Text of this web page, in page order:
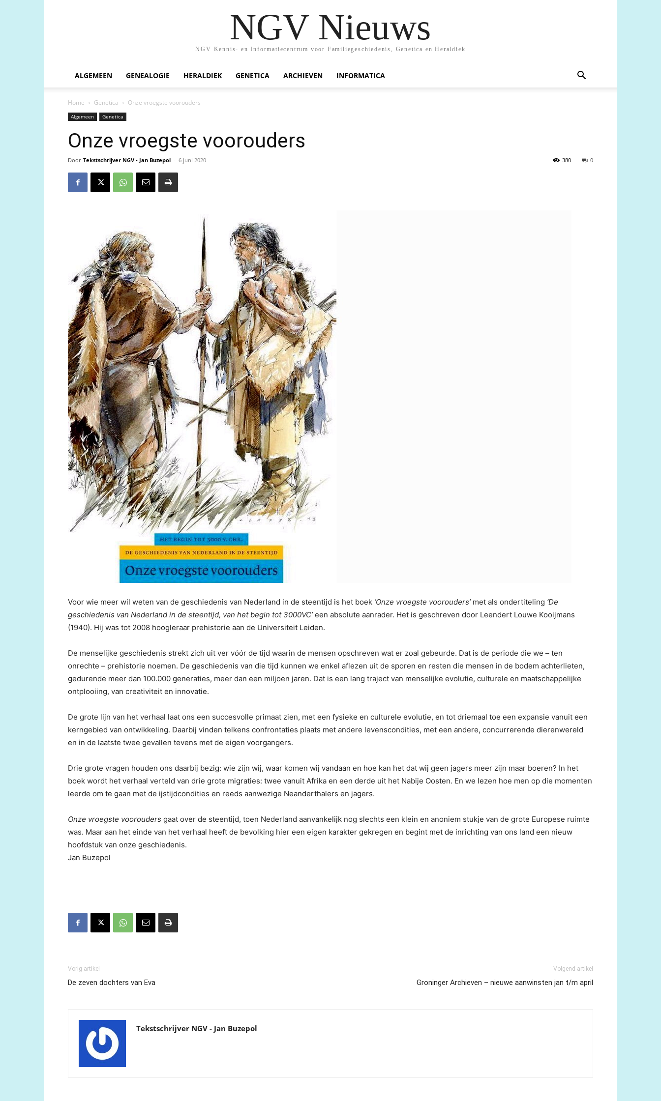
NGV Nieuws
NGV Kennis- en Informatiecentrum voor Familiegeschiedenis, Genetica en Heraldiek
ALGEMEEN GENEALOGIE HERALDIEK GENETICA ARCHIEVEN INFORMATICA
Home Genetica Onze vroegste voorouders
Algemeen Genetica
Onze vroegste voorouders
Door Tekstschrijver NGV - Jan Buzepol - 6 juni 2020 0
380
Voor wie meer wil weten van de geschiedenis van Nederland in de steentijd is het boek ‘Onze vroegste voorouders’met als ondertiteling ‘De
geschiedenis van Nederland in de steentijd, van het begin tot 3000VC’een absolute aanrader. Het is geschreven door Leendert Louwe Kooijmans
(1940). Hij was tot 2008 hoogleraar prehistorie aan de Universiteit Leiden.
De menselijke geschiedenis strekt zich uit ver vóór de tijd waarin de mensen opschreven wat er zoal gebeurde. Dat is de periode die we – ten
onrechte – prehistorie noemen. De geschiedenis van die tijd kunnen we enkel aflezen uit de sporen en resten die mensen in de bodem achterlieten,
gedurende meer dan 100.000 generaties, meer dan een miljoen jaren. Dat is een lang traject van menselijke evolutie, culturele en maatschappelijke
ontplooiing, van creativiteit en innovatie.
De grote lijn van het verhaal laat ons een succesvolle primaat zien, met een fysieke en culturele evolutie, en tot driemaal toe een expansie vanuit een
kerngebied van ontwikkeling. Daarbij vinden telkens confrontaties plaats met andere levenscondities, met een andere, concurrerende dierenwereld
en in de laatste twee gevallen tevens met de eigen voorgangers.
Drie grote vragen houden ons daarbij bezig: wie zijn wij, waar komen wij vandaan en hoe kan het dat wij geen jagers meer zijn maar boeren? In het
boek wordt het verhaal verteld van drie grote migraties: twee vanuit Afrika en een derde uit het Nabije Oosten. En we lezen hoe men op die momenten
leerde om te gaan met de ijstijdcondities en reeds aanwezige Neanderthalers en jagers.
Onze vroegste voorouders gaat over de steentijd, toen Nederland aanvankelijk nog slechts een klein en anoniem stukje van de grote Europese ruimte
was. Maar aan het einde van het verhaal heeft de bevolking hier een eigen karakter gekregen en begint met de inrichting van ons land een nieuw
hoofdstuk van onze geschiedenis.
Jan Buzepol
Vorig artikel
De zeven dochters van Eva
Volgend artikel
Groninger Archieven – nieuwe aanwinsten jan t/m april
Tekstschrijver NGV - Jan Buzepol